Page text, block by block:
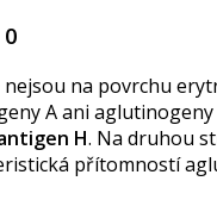
na povrchu
A ani aglutinogeny
H. Na druhou
přítomností